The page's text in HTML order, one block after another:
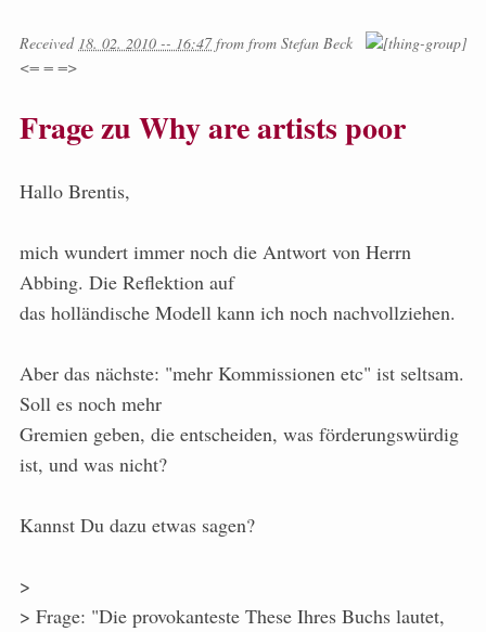
Received 18. 02. 2010 -- 16:47from from Stefan Beck
<= = =>
Frage zu Why are artists poor
Hallo Brentis,
mich wundert immer noch die Antwort von Herrn
Abbing. Die Reflektion auf
das holländische Modell kann ich noch nachvollziehen.
Aber das nächste: "mehr Kommissionen etc" ist seltsam.
Soll es noch mehr
Gremien geben, die entscheiden, was förderungswürdig
ist, und was nicht?
Kannst Du dazu etwas sagen?
>
> Frage: "Die provokanteste These Ihres Buchs lautet,